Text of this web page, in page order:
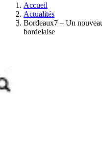
Accueil
Actualités
Bordeaux7 – Un
bordelaise